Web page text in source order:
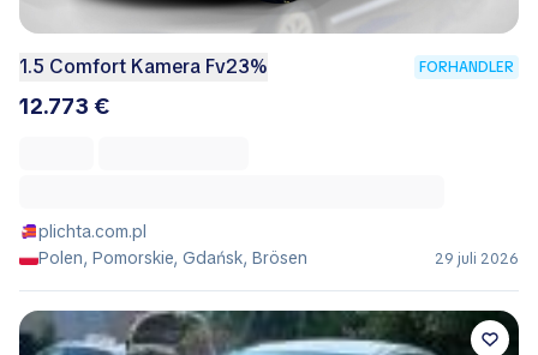
1.5 Comfort Kamera Fv23% FORHANDLER
12.773 €
plichta.com.pl
Polen, Pomorskie, Gdańsk, Brösen
29 juli 2026